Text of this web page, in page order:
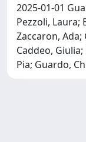
2025-01-01
Pezzoli, Laura;
Zaccaron,
Caddeo,
Pia; Guardo,